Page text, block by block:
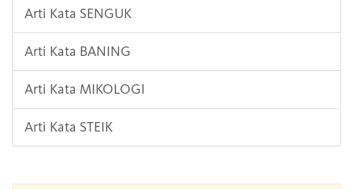
Arti Kata SENGUK
Arti Kata BANING
Arti Kata MIKOLOGI
Arti Kata STEIK